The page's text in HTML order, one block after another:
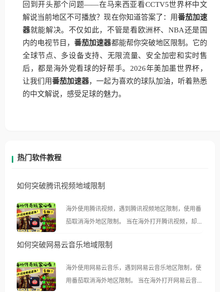
回到开头那个问题——在马来西亚看CCTV5世界杯中文
解说当前地区不可播放？现在你知道答案了：用番茄加速
器就能解决。不仅如此，不管是看欧洲杯、NBA还是国
内的电视节目，番茄加速器都能帮你突破地区限制。它的
全球节点、多设备支持、无限流量、安全加密和实时售
后，都是海外党看球的好帮手。2026年美加墨世界杯，
让我们用番茄加速器，一起为喜欢的球队加油，听着熟悉
的中文解说，感受足球的魅力。
热门软件教程
如何突破腾讯视频地域限制
海外使用腾讯视频，遇到腾讯视频地区限制，使用番
茄取消海外地区限制。 当在海外打开腾讯视频，却突
示语。 海外用户如香港、澳门、台湾、美国、加拿
像其他音乐平台一样，出现地区及版权限制问题，且
仅能在中国大陆地区播放。 遇到这个问题的朋友们，
如何突破网易云音乐地域限制
海外使用网易云音乐，遇到网易云音乐地区限制，使
用番茄取消海外地区限制。 当在海外打开网易云音